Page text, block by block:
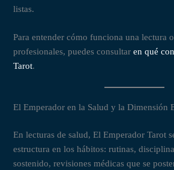
listas.
Para entender cómo funciona una lectura
profesionales, puedes consultaren qué
Tarot.
El Emperador en la Salud y la Dimensión
En lecturas de salud, El Emperador Tarot
estructura en los hábitos: rutinas,
sostenido, revisiones médicas que se